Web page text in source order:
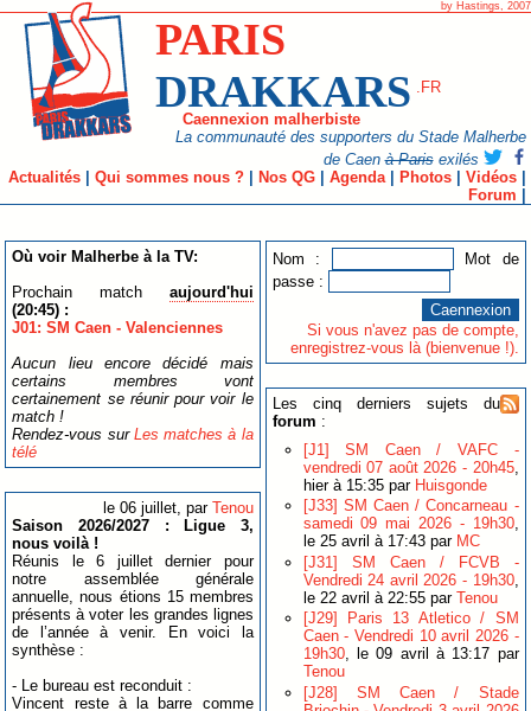
by Hastings, 2007
PARIS
DRAKKARS .FR
Caennexion malherbiste
La communauté des supporters du Stade Malherbe
de Caenà Parisexilés
Actualités| Qui sommes nous ?| Nos QG| Agenda| Photos| Vidéos|
Forum |
Où voir Malherbe à la TV:
Prochain match aujourd'hui
(20:45) :
J01: SM Caen - Valenciennes
Aucun lieu encore décidé mais
certains membres vont
certainement se réunir pour voir le
match !
Rendez-vous sur Les matches à la
télé
le 06 juillet, par Tenou
Saison 2026/2027 : Ligue 3,
nous voilà !
Réunis le 6 juillet dernier pour
notre assemblée générale
annuelle, nous étions 15 membres
présents à voter les grandes lignes
de l’année à venir. En voici la
synthèse :
- Le bureau est reconduit :
Vincent reste à la barre comme
Nom :
Mot de
passe :
Si vous n'avez pas de compte,
enregistrez-vous là (bienvenue !).
Les cinq derniers sujets du
forum :
[J1] SM Caen / VAFC -
vendredi 07 août 2026 - 20h45,
hier à 15:35 par Huisgonde
[J33] SM Caen / Concarneau -
samedi 09 mai 2026 - 19h30,
le 25 avril à 17:43 par MC
[J31] SM Caen / FCVB -
Vendredi 24 avril 2026 - 19h30,
le 22 avril à 22:55 par Tenou
[J29] Paris 13 Atletico / SM
Caen - Vendredi 10 avril 2026 -
19h30, le 09 avril à 13:17 par
Tenou
[J28] SM Caen / Stade